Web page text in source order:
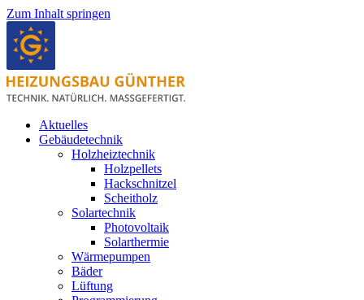
Zum Inhalt springen
Aktuelles
Gebäudetechnik
Holzheiztechnik
Holzpellets
Hackschnitzel
Scheitholz
Solartechnik
Photovoltaik
Solarthermie
Wärmepumpen
Bäder
Lüftung